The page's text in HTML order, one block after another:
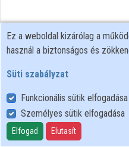
Felhasználói szabályzat
Adatkezelési tájékoztató
Süti szabályzat
Ez a weboldal kizárólag a
használ a biztonságos és
Süti szabályzat
Funkcionális sütik elfogadása
Személyes sütik elfogadása
Elfogad Elutasít